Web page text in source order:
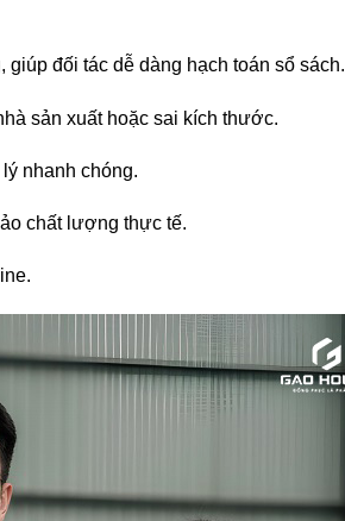
giúp đối tác dễ dàng hạch toán sổ sách.
sản xuất hoặc sai kích thước.
nhanh chóng.
chất lượng thực tế.